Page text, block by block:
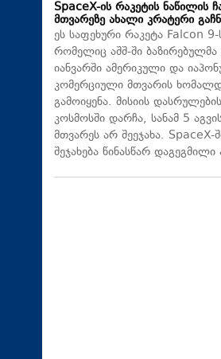
SpaceX-ის რაკეტის ნაწილის
მთვარეზე ახალი კრატერი
ეს საფეხური რაკეტა Falcon
რომელიც აშშ-ში
იანვარში ამერიკული და
კომერციული მთვარის
გამოიყენა. მისიის
კოსმოსში დარჩა, სანამ 5
მთვარეს არ შეეჯახა.​ SpaceX-
შეჯახება წინასწარ